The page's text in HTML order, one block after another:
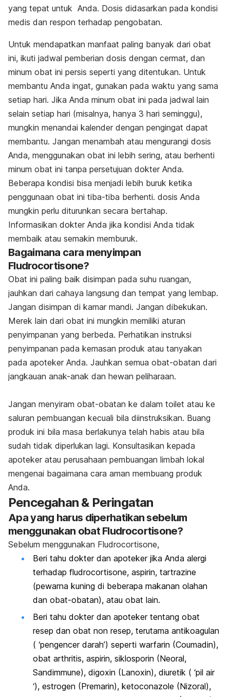
yang tepat untuk Anda. Dosis didasarkan pada kondisi
medis dan respon terhadap pengobatan.
Untuk mendapatkan manfaat paling banyak dari obat
ini, ikuti jadwal pemberian dosis dengan cermat, dan
minum obat ini persis seperti yang ditentukan. Untuk
membantu Anda ingat, gunakan pada waktu yang sama
setiap hari. Jika Anda minum obat ini pada jadwal lain
selain setiap hari (misalnya, hanya 3 hari seminggu),
mungkin menandai kalender dengan pengingat dapat
membantu. Jangan menambah atau mengurangi dosis
Anda, menggunakan obat ini lebih sering, atau berhenti
minum obat ini tanpa persetujuan dokter Anda.
Beberapa kondisi bisa menjadi lebih buruk ketika
penggunaan obat ini tiba-tiba berhenti. dosis Anda
mungkin perlu diturunkan secara bertahap.
Informasikan dokter Anda jika kondisi Anda tidak
membaik atau semakin memburuk.
Bagaimana cara menyimpan
Fludrocortisone?
Obat ini paling baik disimpan pada suhu ruangan,
jauhkan dari cahaya langsung dan tempat yang lembap.
Jangan disimpan di kamar mandi. Jangan dibekukan.
Merek lain dari obat ini mungkin memiliki aturan
penyimpanan yang berbeda. Perhatikan instruksi
penyimpanan pada kemasan produk atau tanyakan
pada apoteker Anda. Jauhkan semua obat-obatan dari
jangkauan anak-anak dan hewan peliharaan.
Jangan menyiram obat-obatan ke dalam toilet atau ke
saluran pembuangan kecuali bila diinstruksikan. Buang
produk ini bila masa berlakunya telah habis atau bila
sudah tidak diperlukan lagi. Konsultasikan kepada
apoteker atau perusahaan pembuangan limbah lokal
mengenai bagaimana cara aman membuang produk
Anda.
Pencegahan & Peringatan
Apa yang harus diperhatikan sebelum
menggunakan obat Fludrocortisone?
Sebelum menggunakan Fludrocortisone,
Beri tahu dokter dan apoteker jika Anda alergi
terhadap fludrocortisone, aspirin, tartrazine
(pewarna kuning di beberapa makanan olahan
dan obat-obatan), atau obat lain.
Beri tahu dokter dan apoteker tentang obat
resep dan obat non resep, terutama antikoagulan
( ‘pengencer darah’) seperti warfarin (Coumadin),
obat arthritis, aspirin, siklosporin (Neoral,
Sandimmune), digoxin (Lanoxin), diuretik ( ‘pil air
‘), estrogen (Premarin), ketoconazole (Nizoral),